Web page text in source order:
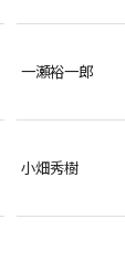
一瀬裕一郎
小畑秀樹